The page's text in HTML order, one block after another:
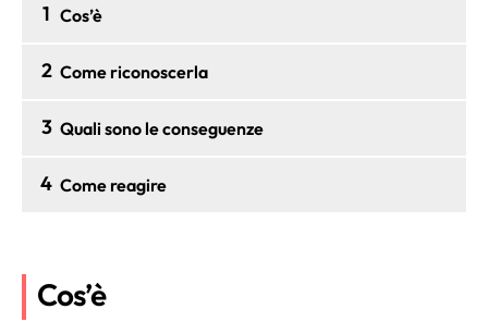
1 Cos’è
2 Come riconoscerla
3 Quali sono le conseguenze
4 Come reagire
Cos’è